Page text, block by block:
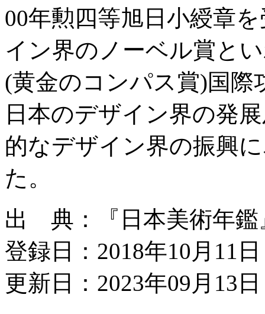
00年勲四等旭日小綬章
イン界のノーベル賞と
(黄金のコンパス賞)国際
日本のデザイン界の発
的なデザイン界の振興
た。
出 典：『日本美術年鑑
登録日：2018年10月11日
更新日：2023年09月13